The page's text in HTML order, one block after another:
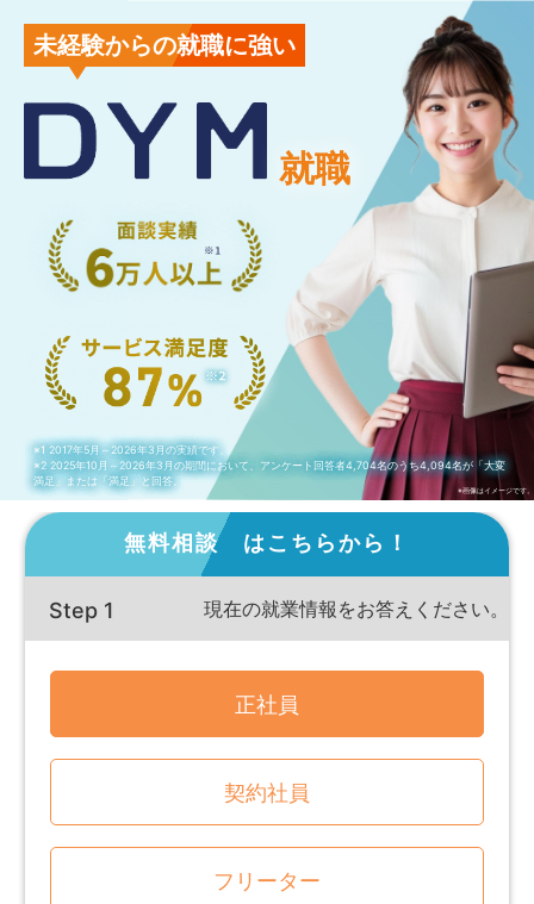
※画像はイメージです。
未経験からの就職に強い
就職
※1 2017年5月～2026年3月の実績です。
※2 2025年10月～2026年3月の期間において、アンケート回答者4,704名のうち4,094名が「大変
満足」または「満足」と回答。